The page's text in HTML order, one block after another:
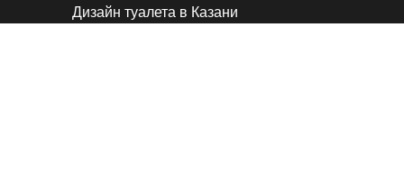
Дизайн туалета в Казани